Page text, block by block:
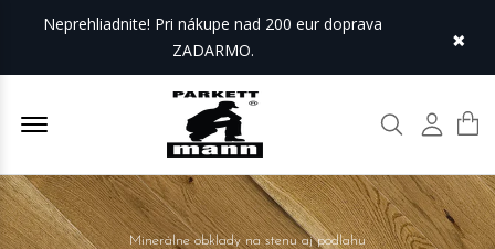
Neprehliadnite! Pri nákupe nad 200 eur doprava
ZADARMO.
×
Offcanvas Menu Open Hľadať Môj
Minerálne obklady na stenu aj podlahu